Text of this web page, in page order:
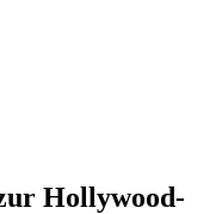
Hollywood-